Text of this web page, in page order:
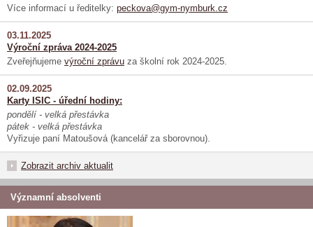
Více informací u ředitelky: peckova@gym-nymburk.cz
03.11.2025
Výroční zpráva 2024-2025
Zveřejňujeme výroční zprávu za školní rok 2024-2025.
02.09.2025
Karty ISIC - úřední hodiny:
pondělí - velká přestávka
pátek - velká přestávka
Vyřizuje paní Matoušová (kancelář za sborovnou).
Zobrazit archiv aktualit
Významní absolventi